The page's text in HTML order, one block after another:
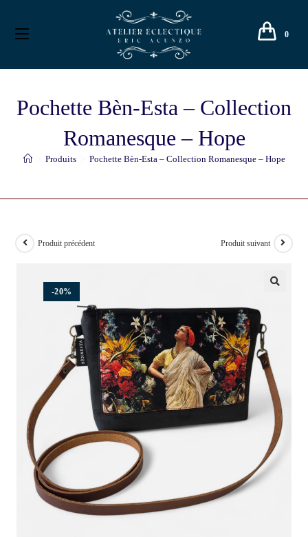
0
Pochette Bèn-Esta – Collection
Romanesque – Hope
Produits Pochette Bèn-Esta – Collection Romanesque – Hope
-20%
Produit précédent Produit suivant